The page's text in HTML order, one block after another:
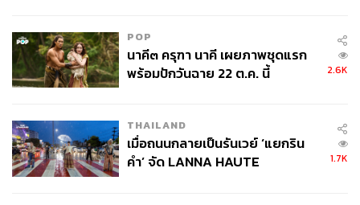
POP
นาคี๓ ครุฑา นาคี เผยภาพชุดแรก
พร้อมปักวันฉาย 22 ต.ค. นี้
2.6K
THAILAND
เมื่อถนนกลายเป็นรันเวย์ ‘แยกริน
คำ’ จัด LANNA HAUTE
1.7K